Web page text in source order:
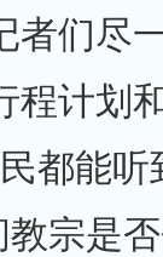
者们尽
程计划
都能听
宗是